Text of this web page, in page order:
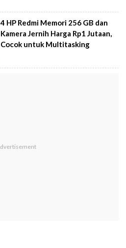
4 HP Redmi Memori 256 GB dan
Kamera Jernih Harga Rp1 Jutaan,
Cocok untuk Multitasking